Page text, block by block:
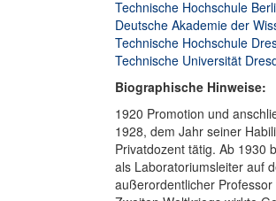
Technische Hochschule
Deutsche Akademie der
Technische Hochschule
Technische Universität
Biographische Hinweise:
1920 Promotion und
1928, dem Jahr seiner
Privatdozent tätig. Ab 1930
als Laboratoriumsleiter auf
außerordentlicher